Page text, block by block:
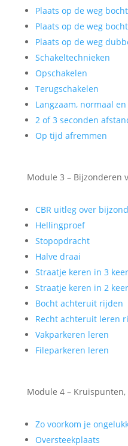
Plaats op de weg
Plaats op de weg
Plaats op de weg
Schakeltechnieken
Opschakelen
Terugschakelen
Langzaam, normaal
2 of 3 seconden
Op tijd afremmen
Module 3 – Bijzonderen
CBR uitleg over
Hellingproef
Stopopdracht
Halve draai
Straatje keren in 3
Straatje keren in 2
Bocht achteruit rijden
Recht achteruit leren
Vakparkeren leren
Fileparkeren leren
Module 4 –
Zo voorkom je
Oversteekplaats